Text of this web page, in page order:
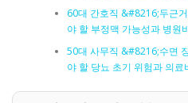
60대 간호직 &#8216;두근
야 할 부정맥 가능성과 병원
50대 사무직 &#8216;수면
야 할 당뇨 초기 위험과 의